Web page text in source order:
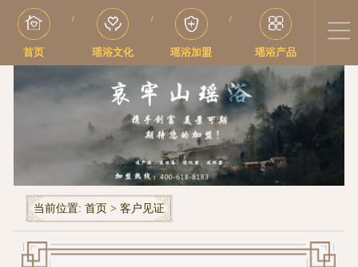
首页
/
瑶浴文化
/
瑶浴加盟
/
瑶浴产品
当前位置: 首页 > 客户见证